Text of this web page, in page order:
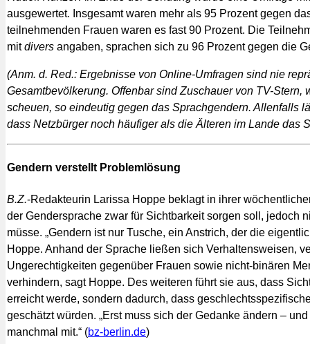
ausgewertet. Insgesamt waren mehr als 95 Prozent gegen
teilnehmenden Frauen waren es fast 90 Prozent. Die
mitdivers angaben, sprachen sich zu 96 Prozent gegen die
(Anm. d. Red.: Ergebnisse von Online-Umfragen sind nie
Gesamtbevölkerung. Offenbar sind Zuschauer von TV-Stern,
scheuen, so eindeutig gegen das Sprachgendern. Allenfalls
dass Netzbürger noch häufiger als die Älteren im Lande das
Gendern verstellt Problemlösung
B.Z.-Redakteurin Larissa Hoppe beklagt in ihrer
der Gendersprache zwar für Sichtbarkeit sorgen soll, jedoch
müsse. „Gendern ist nur Tusche, ein Anstrich, der die
Hoppe. Anhand der Sprache ließen sich Verhaltensweisen,
Ungerechtigkeiten gegenüber Frauen sowie nicht-binären
verhindern, sagt Hoppe. Des weiteren führt sie aus, dass
erreicht werde, sondern dadurch, dass
geschätzt würden. „Erst muss sich der Gedanke ändern –
manchmal mit.“ (bz-berlin.de)